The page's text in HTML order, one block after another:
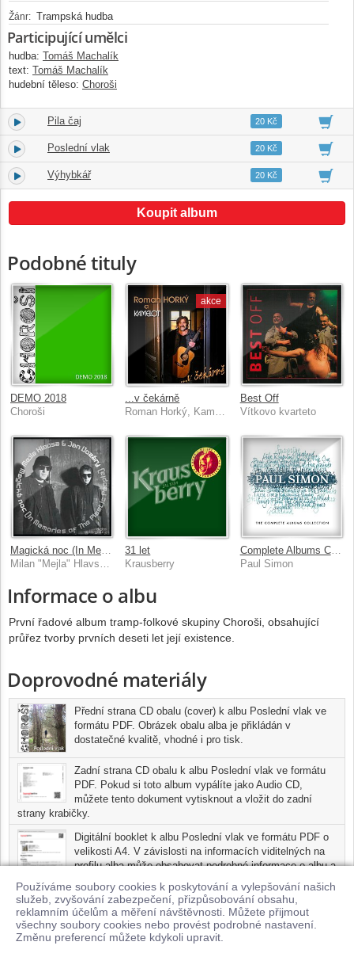
Používáme soubory cookies k poskytování a vylepšování našich
služeb, zvyšování zabezpečení, přizpůsobování obsahu,
reklamním účelům a měření návštěvnosti. Můžete přijmout
všechny soubory cookies nebo provést podrobné nastavení.
Změnu preferencí můžete kdykoli upravit.
Žánr: Trampská hudba
Participující umělci
hudba: Tomáš Machalík
text: Tomáš Machalík
hudební těleso: Choroši
16. Pila čaj 03:0220 Kč
17. Poslední vlak 02:2120 Kč
18. Výhybkář 02:2320 Kč
Koupit album
Podobné tituly
DEMO 2018
Choroši
akce
...v čekárně
Best Off
Vítkovo kvarteto
Magická noc (In Memories of The Plastic People)
Milan "Mejla" Hlavsa, Jan Vozáry
31 let
Krausberry
Complete Albums Collection
Paul Simon
Informace o albu
První řadové album tramp-folkové skupiny Choroši, obsahující
průřez tvorby prvních deseti let její existence.
Doprovodné materiály
Přední strana CD obalu (cover) k albu Poslední vlak ve
formátu PDF. Obrázek obalu alba je přikládán v
dostatečné kvalitě, vhodné i pro tisk.
Zadní strana CD obalu k albu Poslední vlak ve formátu
PDF. Pokud si toto album vypálíte jako Audio CD,
můžete tento dokument vytisknout a vložit do zadní
strany krabičky.
Digitální booklet k albu Poslední vlak ve formátu PDF o
velikosti A4. V závislosti na informacích viditelných na
profilu alba může obsahovat podrobné informace o albu a
jednotlivých skladbách, včetně seznamu participujících
umělců, přesného data a místa nahrání pro každou ze
skladeb. Digitální booklet je tisknutelnou variantou profilu alba.
Pro možnost stažení doprovodných materiálů je nutné mít zakoupenu
minimálně jednu skladbu z tohoto alba.